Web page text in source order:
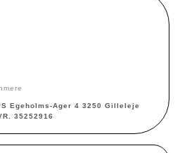
Egeholms-Ager 4 3250 Gilleleje
35252916